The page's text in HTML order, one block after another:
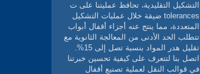
التشكيل التقليدية، تحافظ عمليتنا على ت
tolerances ضيقة خلال عمليات التشكيل
المتعددة، مما ينتج عنه أجزاء أقفال أبواب
تتطلب الحد الأدنى من المعالجة الثانوية مع
تقليل هدر المواد بنسبة تصل إلى 15%.
اتصل بنا لتتعرف على كيفية تحسين خبرتنا
في قوالب النقل لعملية تصنيع أقفال